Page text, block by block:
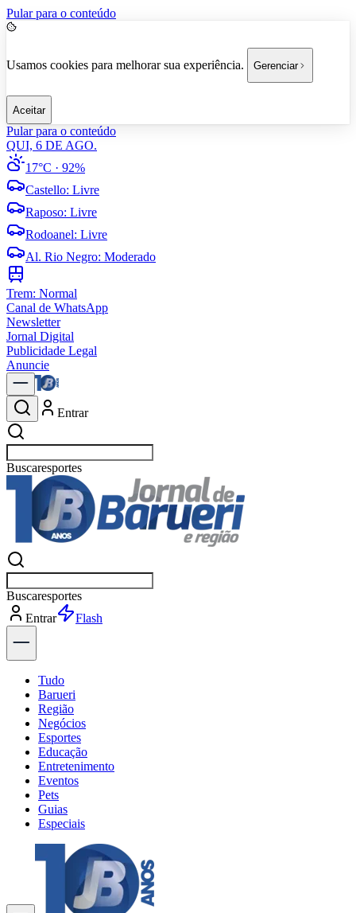
Pular para o conteúdo
Usamos cookies para melhorar sua experiência. Gerenciar
Aceitar
Pular para o conteúdo
QUI, 6 DE AGO.
17°C · 92%
Castello: Livre
Raposo: Livre
Rodoanel: Livre
Al. Rio Negro: Moderado
Trem: Normal
Canal de WhatsApp
Newsletter
Jornal Digital
Publicidade Legal
Anuncie
Entrar
Buscarpolítica
Buscarpolítica
Entrar
Explorar
Tudo
Barueri
Região
Negócios
Esportes
Educação
Entretenimento
Eventos
Pets
Guias
Especiais
Explore Tudo
Últimas Notícias
Previsão do Tempo
Trânsito e Rotas